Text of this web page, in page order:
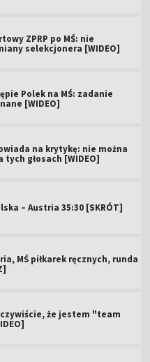
ZPRP po MŚ: nie
selekcjonera [WIDEO]
Polek na MŚ: zadanie
[WIDEO]
na krytykę: nie można
tych głosach [WIDEO]
– Austria 35:30 [SKRÓT]
MŚ piłkarek ręcznych, runda
że jestem "team